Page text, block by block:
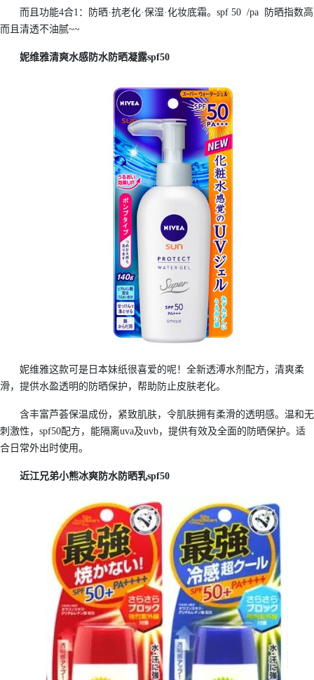
而且功能4合1：防晒·抗老化·保湿·化妆底霜。spf 50 /pa 防晒指数高
而且清透不油腻~~
妮维雅清爽水感防水防晒凝露spf50
妮维雅这款可是日本妹纸很喜爱的呢！全新透溥水剂配方，清爽柔
滑，提供水盈透明的防晒保护，帮助防止皮肤老化。
含丰富芦荟保温成份，紧致肌肤，令肌肤拥有柔滑的透明感。温和无
刺激性，spf50配方，能隔离uva及uvb，提供有效及全面的防晒保护。适
合日常外出时使用。
近江兄弟小熊冰爽防水防晒乳spf50